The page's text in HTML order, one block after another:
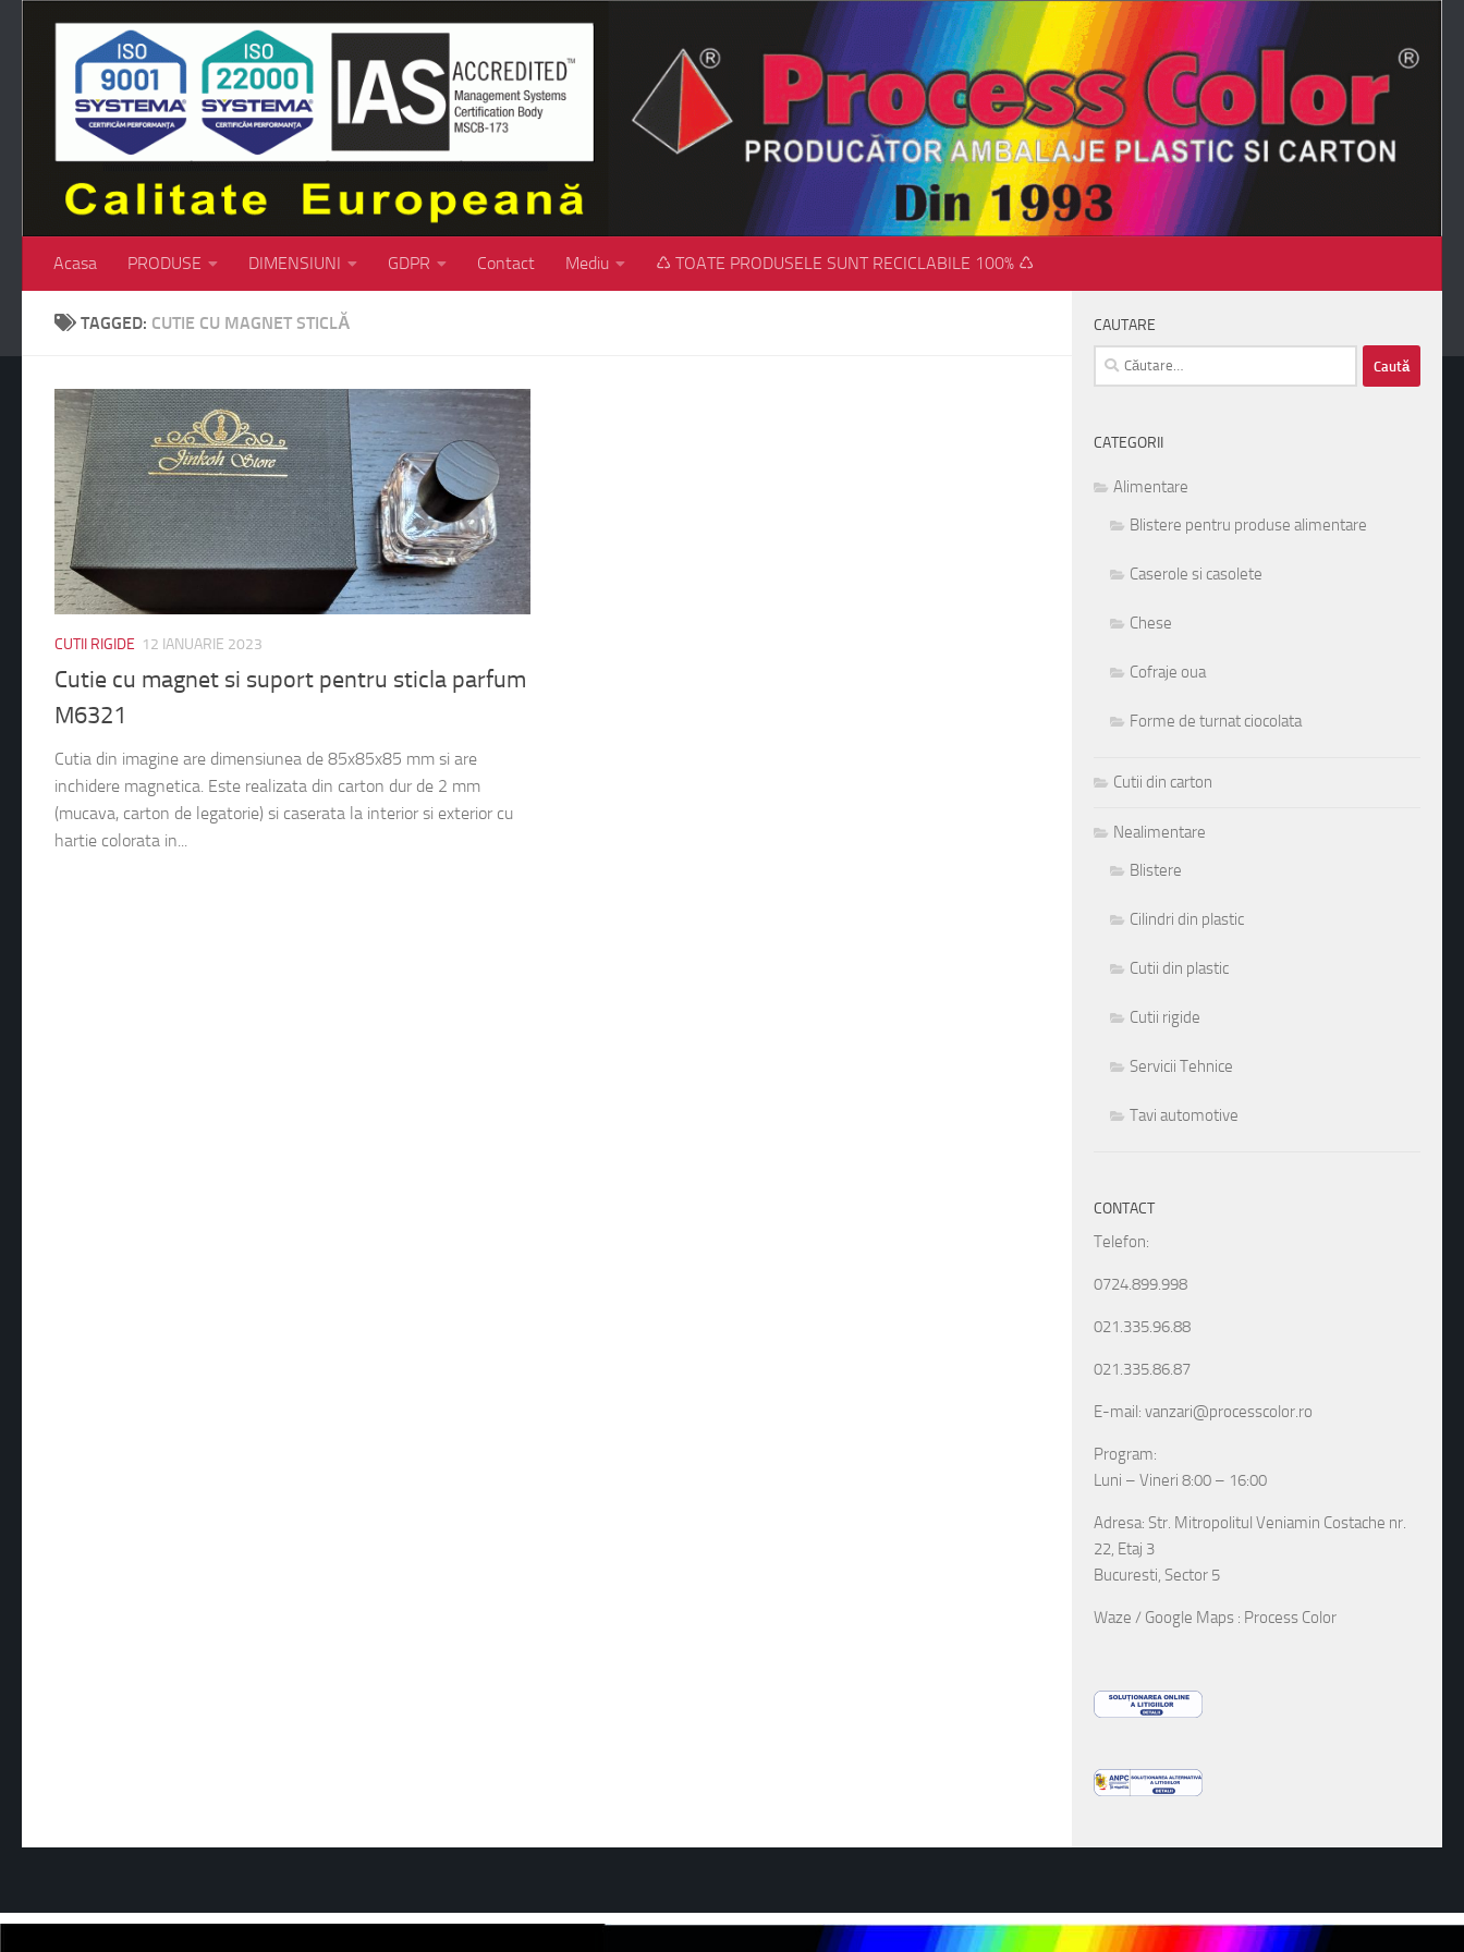
Skip to content
Acasa PRODUSE DIMENSIUNI GDPR Contact Mediu ♺ TOATE PRODUSELE SUNT RECICLABILE 100% ♺
TAGGED: CUTIE CU MAGNET STICLĂ
CUTII RIGIDE 12 IANUARIE 2023
Cutie cu magnet si suport pentru sticla parfum
M6321
Cutia din imagine are dimensiunea de 85x85x85 mm si are
inchidere magnetica. Este realizata din carton dur de 2 mm
(mucava, carton de legatorie) si caserata la interior si exterior cu
hartie colorata in...
CAUTARE
Caută
după:
CATEGORII
Alimentare
Blistere pentru produse alimentare
Caserole si casolete
Chese
Cofraje oua
Forme de turnat ciocolata
Cutii din carton
Nealimentare
Blistere
Cilindri din plastic
Cutii din plastic
Cutii rigide
Servicii Tehnice
Tavi automotive
CONTACT
Telefon:
0724.899.998
021.335.96.88
021.335.86.87
E-mail: vanzari@processcolor.ro
Program:
Luni – Vineri 8:00 – 16:00
Adresa: Str. Mitropolitul Veniamin Costache nr.
22, Etaj 3
Bucuresti, Sector 5
Waze / Google Maps : Process Color